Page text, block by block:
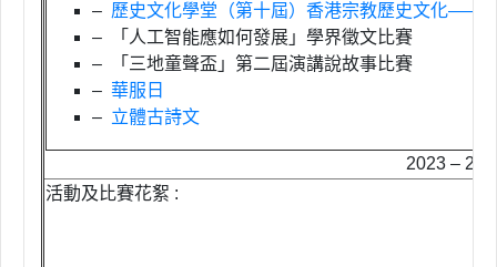
– 歷史文化學堂（第十屆）香港宗教歷史文化——
– 「人工智能應如何發展」學界徵文比賽
– 「三地童聲盃」第二屆演講說故事比賽
– 華服日
– 立體古詩文
2023 –
活動及比賽花絮 :